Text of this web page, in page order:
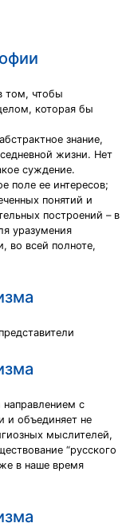
том, чтобы
которая бы
знание,
жизни. Нет
суждение.
поле ее интересов;
понятий и
построений – в
уразумения
во всей полноте,
с
и объединяет не
мыслителей,
“русского
в наше время